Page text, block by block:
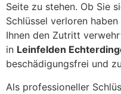
Seite zu stehen. Ob Sie
Schlüssel verloren
Ihnen den Zutritt
in Leinfelden
beschädigungsfrei und
Als professioneller